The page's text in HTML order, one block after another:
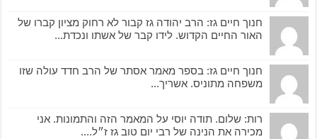
חנוך חיים גז: הרב יהודה גז קבור לא רחוק מציון קברו של
האור החיים הקדוש. לידו קבר של אשתו ונכדת...
חנוך חיים גז: בספר מאמר אסתר של הרב חדד עולה שזו
משפחה מתוניס. אשריך...
רות: שלום. תודה יוסי על המאמר הזה והתמונות. אני
מכירה את הנינה של רבי יום טוב גז ז״ל....